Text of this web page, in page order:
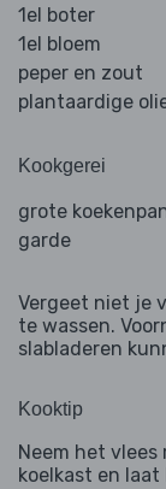
1el boter
1el bloem
peper en zout
plantaardige
Kookgerei
grote
garde
Vergeet niet je
te wassen.
slabladeren
Kooktip
Neem het
koelkast en